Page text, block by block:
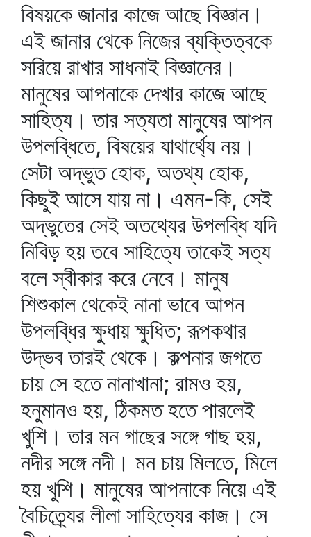
বিষয়কে জানার কাজে আছে বিজ্ঞান।
এই জানার থেকে নিজের ব্যক্তিত্বকে
সরিয়ে রাখার সাধনাই বিজ্ঞানের।
মানুষের আপনাকে দেখার কাজে আছে
সাহিত্য। তার সত্যতা মানুষের আপন
উপলব্ধিতে, বিষয়ের যাথার্থ্যে নয়।
সেটা অদ্ভুত হোক, অতথ্য হোক,
কিছুই আসে যায় না। এমন-কি, সেই
অদ্ভুতের সেই অতথ্যের উপলব্ধি যদি
নিবিড় হয় তবে সাহিত্যে তাকেই সত্য
বলে স্বীকার করে নেবে। মানুষ
শিশুকাল থেকেই নানা ভাবে আপন
উপলব্ধির ক্ষুধায় ক্ষুধিত; রূপকথার
উদ্‌ভব তারই থেকে। কল্পনার জগতে
চায় সে হতে নানাখানা; রামও হয়,
হনুমানও হয়, ঠিকমত হতে পারলেই
খুশি। তার মন গাছের সঙ্গে গাছ হয়,
নদীর সঙ্গে নদী। মন চায় মিলতে, মিলে
হয় খুশি। মানুষের আপনাকে নিয়ে এই
বৈচিত্র্যের লীলা সাহিত্যের কাজ। সে